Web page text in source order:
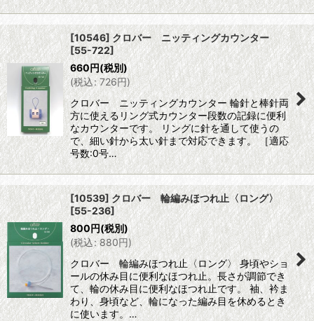
[10546] クロバー ニッティングカウンター
[55-722]
660円(税別)
(税込: 726円)
クロバー ニッティングカウンター 輪針と棒針両
方に使えるリング式カウンター段数の記録に便利
なカウンターです。 リングに針を通して使うの
で、細い針から太い針まで対応できます。 ［適応
号数:0号…
[10539] クロバー 輪編みほつれ止〈ロング〉
[55-236]
800円(税別)
(税込: 880円)
クロバー 輪編みほつれ止〈ロング〉 身頃やショ
ールの休み目に便利なほつれ止。長さが調節でき
て、輪の休み目に便利なほつれ止です。 袖、衿ま
わり、身頃など、輪になった編み目を休めるとき
に使います。…